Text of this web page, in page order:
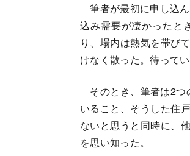
筆者が最初に申し込
込み需要が凄かったと
り、場内は熱気を帯び
けなく散った。待って
そのとき、筆者は2つ
いること、そうした住
ないと思うと同時に、
を思い知った。